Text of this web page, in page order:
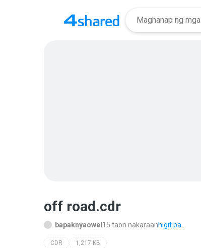
off road.cdr
bapaknyaowel 15 taon nakaraanhigit pa...
CDR 1,217 KB